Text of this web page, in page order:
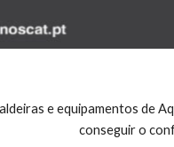
e equipamentos de
conseguir o